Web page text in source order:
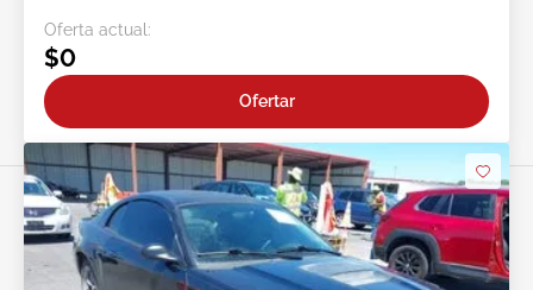
Oferta actual:
$0
Ofertar